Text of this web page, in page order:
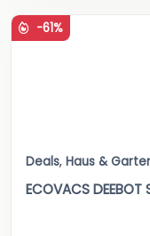
-61%
Deals, Haus &
ECOVACS